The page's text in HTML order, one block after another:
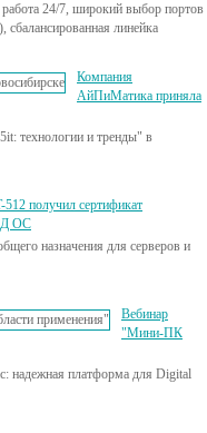
24/7, широкий выбор портов
линейка
Компания
АйПиМатика приняла
технологии и тренды" в
получил сертификат
ОС
назначения для серверов и
Вебинар
"Мини-ПК
надежная платформа для Digital